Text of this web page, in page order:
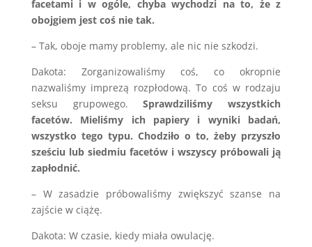
facetami i w ogóle, chyba wychodzi na to, że z
obojgiem jest coś nie tak.
– Tak, oboje mamy problemy, ale nic nie szkodzi.
Dakota: Zorganizowaliśmy coś, co okropnie
nazwaliśmy imprezą rozpłodową. To coś w rodzaju
seksu grupowego.Sprawdziliśmy wszystkich
facetów. Mieliśmy ich papiery i wyniki badań,
wszystko tego typu. Chodziło o to, żeby przyszło
sześciu lub siedmiu facetów i wszyscy próbowali ją
zapłodnić.
– W zasadzie próbowaliśmy zwiększyć szanse na
zajście w ciążę.
Dakota: W czasie, kiedy miała owulację.